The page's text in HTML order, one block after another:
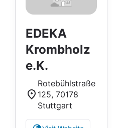
EDEKA
Krombholz
e.K.
Rotebühlstraße
125, 70178
Stuttgart